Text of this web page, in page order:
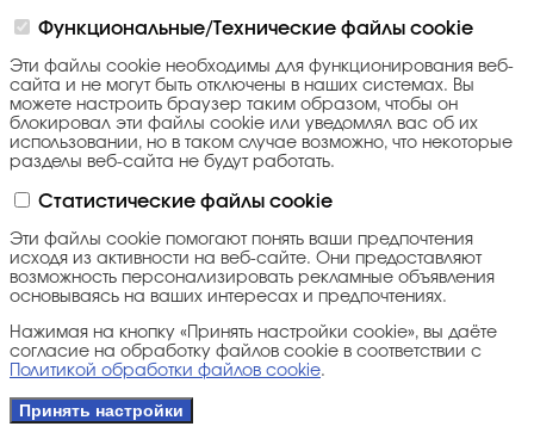
Функциональные/Технические файлы cookie
Эти файлы cookie необходимы для функционирования веб-
сайта и не могут быть отключены в наших системах. Вы
можете настроить браузер таким образом, чтобы он
блокировал эти файлы cookie или уведомлял вас об их
использовании, но в таком случае возможно, что некоторые
разделы веб-сайта не будут работать.
Статистические файлы cookie
Эти файлы cookie помогают понять ваши предпочтения
исходя из активности на веб-сайте. Они предоставляют
возможность персонализировать рекламные объявления
основываясь на ваших интересах и предпочтениях.
Нажимая на кнопку «Принять настройки cookie», вы даёте
согласие на обработку файлов cookie в соответствии с
Политикой обработки файлов cookie.
Принять настройки